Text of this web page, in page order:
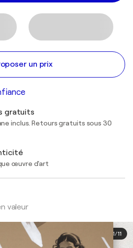
un prix
gratuits
inclus. Retours gratuits sous 30
œuvre d'art
valeur
1/11